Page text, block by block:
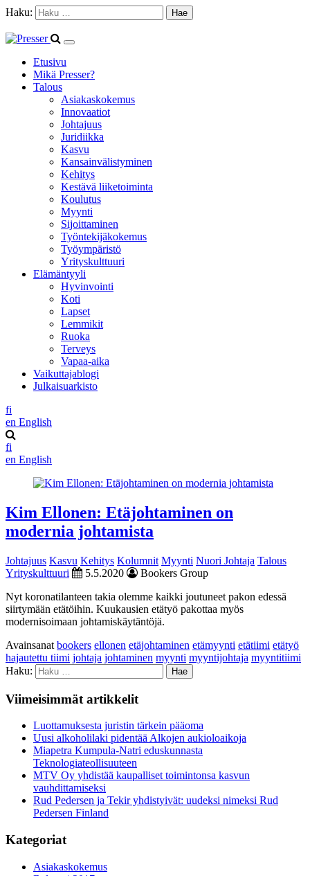
Haku:
Etusivu
Mikä Presser?
Talous
Asiakaskokemus
Innovaatiot
Johtajuus
Juridiikka
Kasvu
Kansainvälistyminen
Kehitys
Kestävä liiketoiminta
Koulutus
Myynti
Sijoittaminen
Työntekijäkokemus
Työympäristö
Yrityskulttuuri
Elämäntyyli
Hyvinvointi
Koti
Lapset
Lemmikit
Ruoka
Terveys
Vapaa-aika
Vaikuttajablogi
Julkaisuarkisto
fi
en English
fi
en English
Kim Ellonen: Etäjohtaminen on
modernia johtamista
Johtajuus Kasvu Kehitys Kolumnit Myynti Nuori Johtaja Talous
Yrityskulttuuri
5.5.2020
Bookers Group
Nyt koronatilanteen takia olemme kaikki joutuneet pakon edessä
siirtymään etätöihin. Kuukausien etätyö pakottaa myös
modernisoimaan johtamiskäytäntöjä.
Avainsanat bookers ellonen etäjohtaminen etämyynti etätiimi etätyö
hajautettu tiimi johtaja johtaminen myynti myyntijohtaja myyntitiimi
Haku:
Viimeisimmät artikkelit
Luottamuksesta juristin tärkein pääoma
Uusi alkoholilaki pidentää Alkojen aukioloaikoja
Miapetra Kumpula-Natri eduskunnasta
Teknologiateollisuuteen
MTV Oy yhdistää kaupalliset toimintonsa kasvun
vauhdittamiseksi
Rud Pedersen ja Tekir yhdistyivät: uudeksi nimeksi Rud
Pedersen Finland
Kategoriat
Asiakaskokemus